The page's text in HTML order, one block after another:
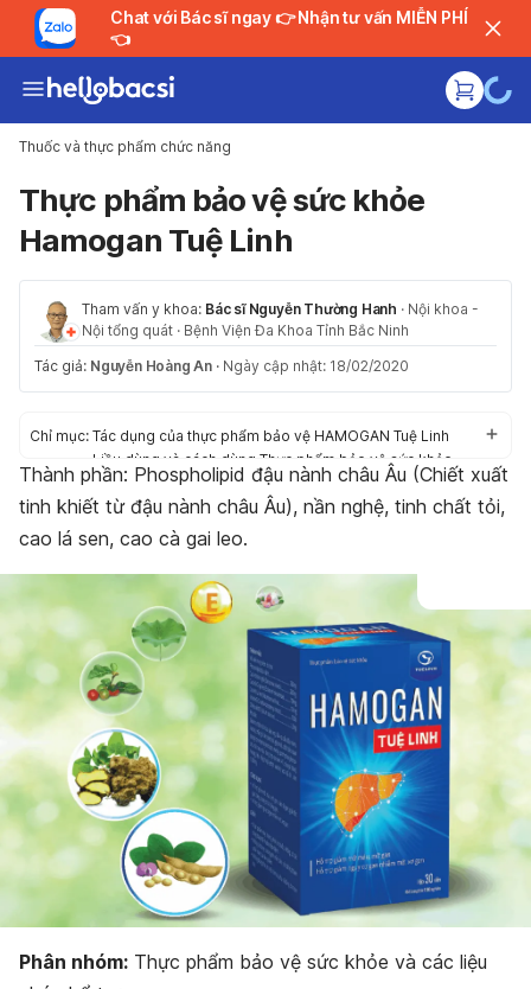
Chat với Bác sĩ ngay 👉 Nhận tư vấn MIỄN PHÍ
👈
Thuốc và thực phẩm chức năng
Thực phẩm bảo vệ sức khỏe
Hamogan Tuệ Linh
Tham vấn y khoa: Bác sĩ Nguyễn Thường Hanh · Nội khoa -
Nội tổng quát · Bệnh Viện Đa Khoa Tỉnh Bắc Ninh
Tác giả: Nguyễn Hoàng An · Ngày cập nhật: 18/02/2020
Chỉ mục: Tác dụng của thực phẩm bảo vệ HAMOGAN Tuệ Linh
Liều dùng và cách dùng Thực phẩm bảo vệ sức khỏe
HAMOGAN Tuệ Linh
Tác dụng phụ của HAMOGAN Tuệ Linh
Thận trọng/cảnh báo khi dùng HAMOGAN Tuệ Linh
Bảo quản HAMOGAN Tuệ Linh
Dạng bào chế HAMOGAN Tuệ Linh
Thành phần: Phospholipid đậu nành châu Âu (Chiết xuất
tinh khiết từ đậu nành châu Âu), nần nghệ, tinh chất tỏi,
cao lá sen, cao cà gai leo.
Phân nhóm: Thực phẩm bảo vệ sức khỏe và các liệu